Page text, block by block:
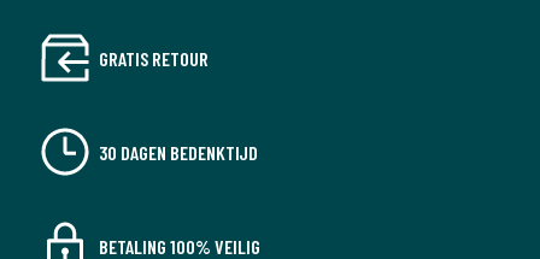
GRATIS RETOUR
30 DAGEN BEDENKTIJD
BETALING 100% VEILIG